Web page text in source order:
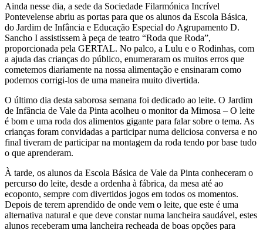
Ainda nesse dia, a sede da Sociedade Filarmónica Incrível
Pontevelense abriu as portas para que os alunos da Escola Básica,
do Jardim de Infância e Educação Especial do Agrupamento D.
Sancho I assistissem à peça de teatro “Roda que Roda”,
proporcionada pela GERTAL. No palco, a Lulu e o Rodinhas, com
a ajuda das crianças do público, enumeraram os muitos erros que
cometemos diariamente na nossa alimentação e ensinaram como
podemos corrigi-los de uma maneira muito divertida.
O último dia desta saborosa semana foi dedicado ao leite. O Jardim
de Infância de Vale da Pinta acolheu o monitor da Mimosa – O leite
é bom e uma roda dos alimentos gigante para falar sobre o tema. As
crianças foram convidadas a participar numa deliciosa conversa e no
final tiveram de participar na montagem da roda tendo por base tudo
o que aprenderam.
À tarde, os alunos da Escola Básica de Vale da Pinta conheceram o
percurso do leite, desde a ordenha à fábrica, da mesa até ao
ecoponto, sempre com divertidos jogos em todos os momentos.
Depois de terem aprendido de onde vem o leite, que este é uma
alternativa natural e que deve constar numa lancheira saudável, estes
alunos receberam uma lancheira recheada de boas opções para